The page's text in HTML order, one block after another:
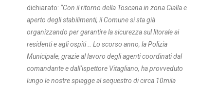
dichiarato: “Con il ritorno della Toscana in zona Gialla e
aperto degli stabilimenti, il Comune si sta già
organizzando per garantire la sicurezza sul litorale ai
residenti e agli ospiti .. Lo scorso anno, la Polizia
Municipale, grazie al lavoro degli agenti coordinati dal
comandante e dall’ispettore Vitagliano, ha provveduto
lungo le nostre spiagge al sequestro di circa 10mila